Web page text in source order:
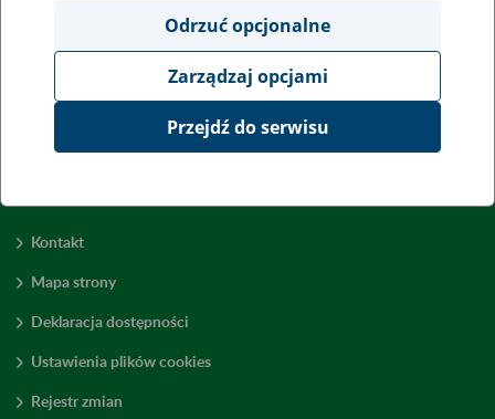
Wyświetl wszystkie
Kontakt
Mapa strony
Deklaracja dostępności
Ustawienia plików cookies
Rejestr zmian
Odrzuć opcjonalne
Zarządzaj opcjami
Przejdź do serwisu